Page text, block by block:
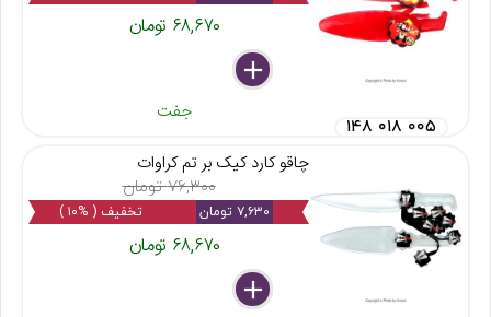
۶۸,۶۷۰ تومان
delete
remove
add
جفت
۱۴۸ ۰۱۸ ۰۰۵
چاقو کارد کیک بر تم کراوات
۷۶,۳۰۰ تومان
۷,۶۳۰ تومان تخفیف ( %۱۰ )
۶۸,۶۷۰ تومان
delete
remove
add